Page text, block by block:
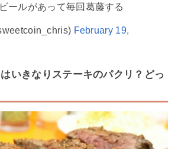
ールがあって毎回葛藤する
February 19,
いきなりステーキのパクリ？どっ